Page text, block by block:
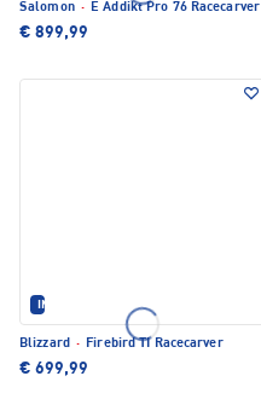
Salomon · E Addikt Pro 76 Racecarver
€ 899,99
IM SET ERHÄLTLICH
Blizzard · Firebird TI Racecarver
€ 699,99